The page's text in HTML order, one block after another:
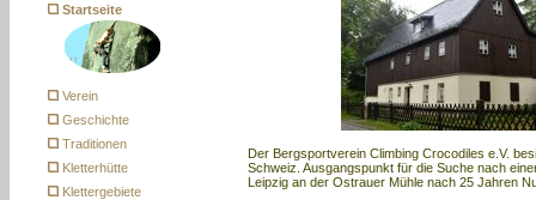
Startseite
Verein
Geschichte
Traditionen
Kletterhütte
Klettergebiete
Der Bergsportverein Climbing Crocodiles e.V.
Schweiz. Ausgangspunkt für die Suche nach
Leipzig an der Ostrauer Mühle nach 25 Jahren